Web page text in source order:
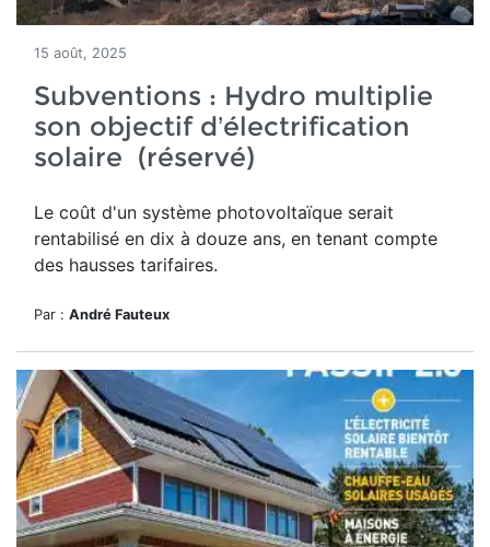
15 août, 2025
Subventions : Hydro multiplie
son objectif d’électrification
solaire (réservé)
Le coût d'un système photovoltaïque serait
rentabilisé en dix à douze ans, en tenant compte
des hausses tarifaires.
Par : André Fauteux